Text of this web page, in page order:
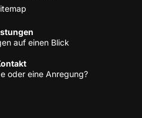
auf einen Blick
oder eine Anregung?